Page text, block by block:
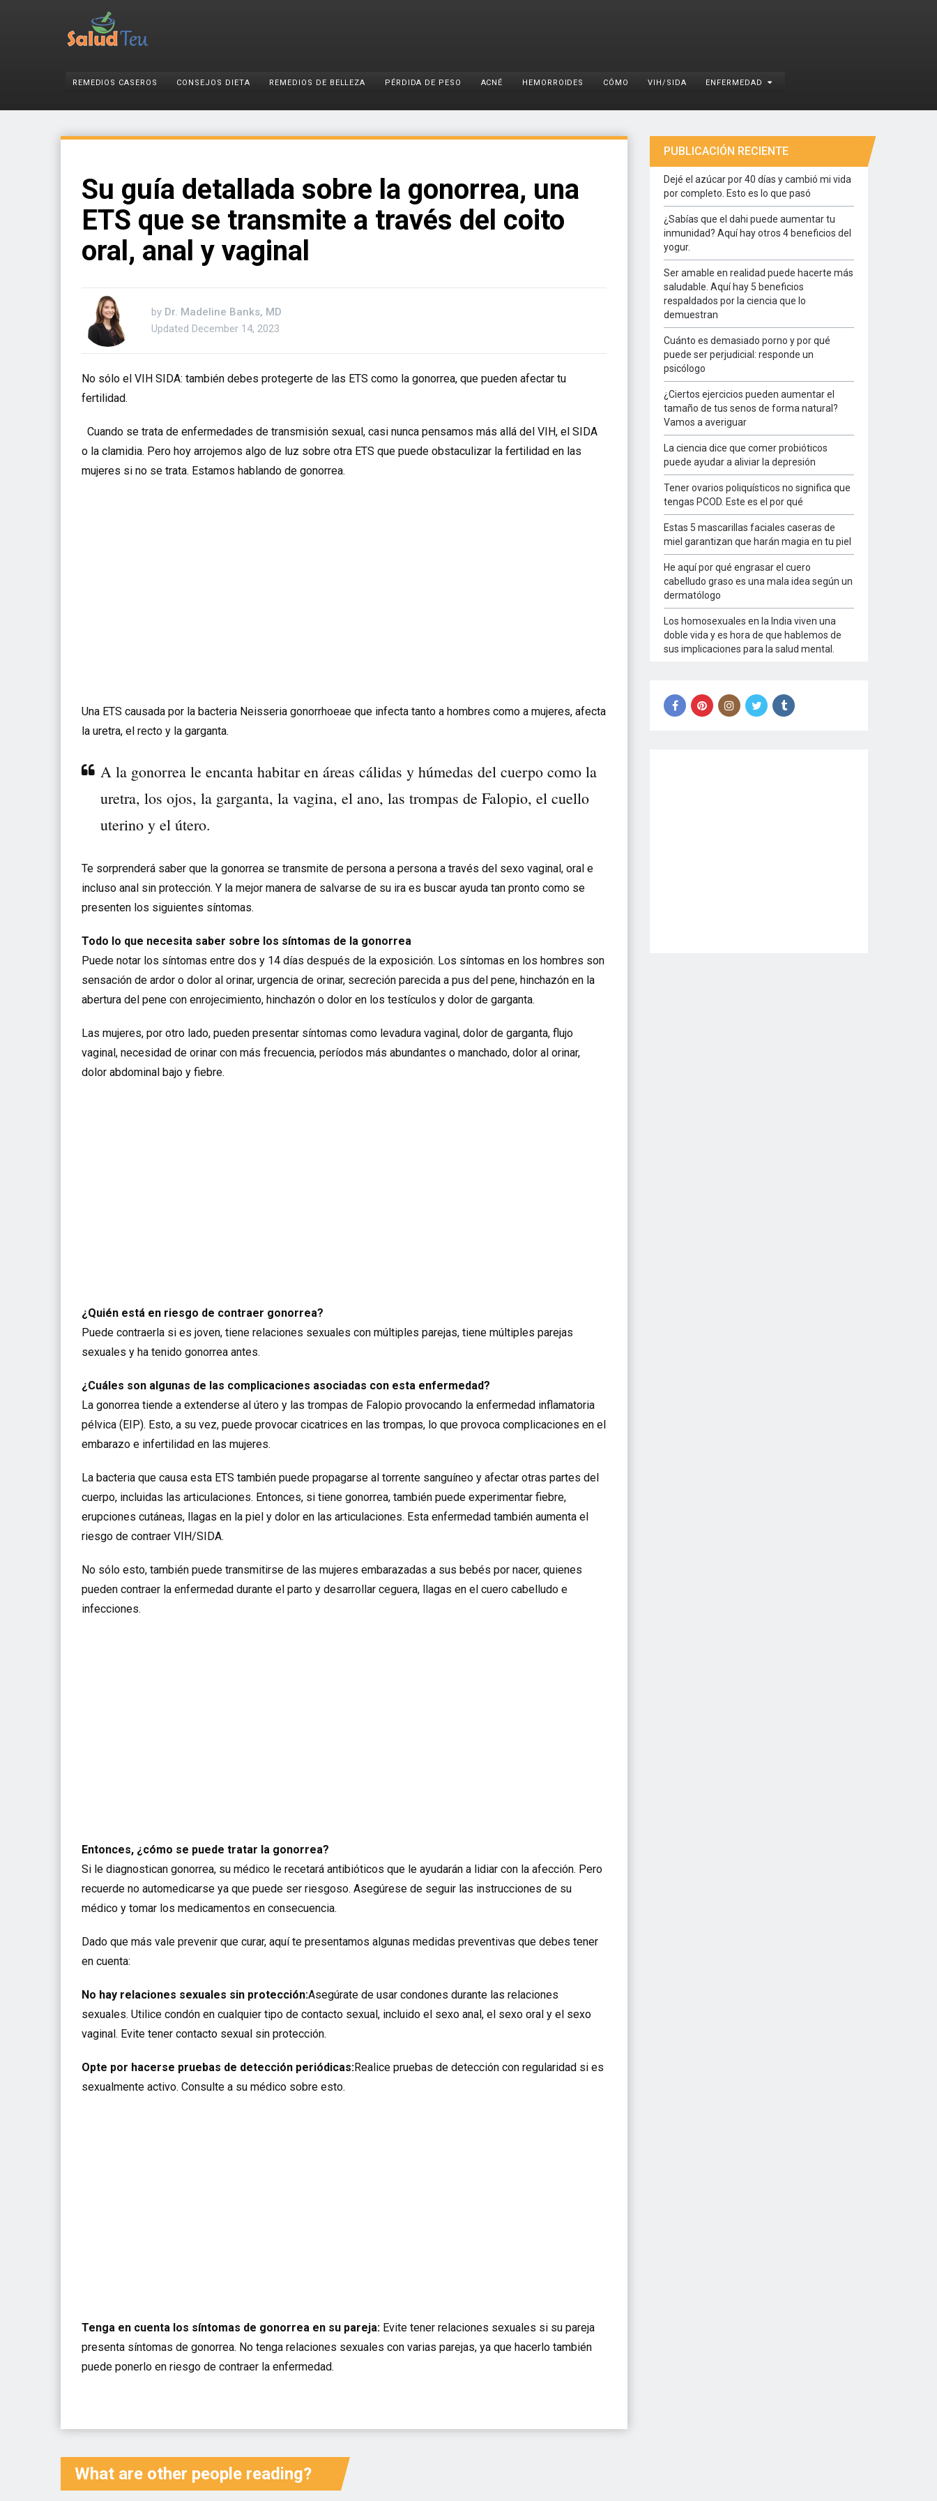
REMEDIOS CASEROS CONSEJOS DIETA REMEDIOS DE BELLEZA PÉRDIDA DE PESO ACNÉ HEMORROIDES CÓMO VIH/SIDA ENFERMEDAD
Su guía detallada sobre la gonorrea, una
ETS que se transmite a través del coito
oral, anal y vaginal
by Dr. Madeline Banks, MD
Updated December 14, 2023
No sólo el VIH SIDA: también debes protegerte de las ETS como la gonorrea, que pueden afectar tu
fertilidad.
Cuando se trata de enfermedades de transmisión sexual, casi nunca pensamos más allá del VIH, el SIDA
o la clamidia. Pero hoy arrojemos algo de luz sobre otra ETS que puede obstaculizar la fertilidad en las
mujeres si no se trata. Estamos hablando de gonorrea.
Una ETS causada por la bacteria Neisseria gonorrhoeae que infecta tanto a hombres como a mujeres, afecta
la uretra, el recto y la garganta.
A la gonorrea le encanta habitar en áreas cálidas y húmedas del cuerpo como la
uretra, los ojos, la garganta, la vagina, el ano, las trompas de Falopio, el cuello
uterino y el útero.
Te sorprenderá saber que la gonorrea se transmite de persona a persona a través del sexo vaginal, oral e
incluso anal sin protección. Y la mejor manera de salvarse de su ira es buscar ayuda tan pronto como se
presenten los siguientes síntomas.
Todo lo que necesita saber sobre los síntomas de la gonorrea
Puede notar los síntomas entre dos y 14 días después de la exposición. Los síntomas en los hombres son
sensación de ardor o dolor al orinar, urgencia de orinar, secreción parecida a pus del pene, hinchazón en la
abertura del pene con enrojecimiento, hinchazón o dolor en los testículos y dolor de garganta.
Las mujeres, por otro lado, pueden presentar síntomas como levadura vaginal, dolor de garganta, flujo
vaginal, necesidad de orinar con más frecuencia, períodos más abundantes o manchado, dolor al orinar,
dolor abdominal bajo y fiebre.
¿Quién está en riesgo de contraer gonorrea?
Puede contraerla si es joven, tiene relaciones sexuales con múltiples parejas, tiene múltiples parejas
sexuales y ha tenido gonorrea antes.
¿Cuáles son algunas de las complicaciones asociadas con esta enfermedad?
La gonorrea tiende a extenderse al útero y las trompas de Falopio provocando la enfermedad inflamatoria
pélvica (EIP). Esto, a su vez, puede provocar cicatrices en las trompas, lo que provoca complicaciones en el
embarazo e infertilidad en las mujeres.
La bacteria que causa esta ETS también puede propagarse al torrente sanguíneo y afectar otras partes del
cuerpo, incluidas las articulaciones. Entonces, si tiene gonorrea, también puede experimentar fiebre,
erupciones cutáneas, llagas en la piel y dolor en las articulaciones. Esta enfermedad también aumenta el
riesgo de contraer VIH/SIDA.
No sólo esto, también puede transmitirse de las mujeres embarazadas a sus bebés por nacer, quienes
pueden contraer la enfermedad durante el parto y desarrollar ceguera, llagas en el cuero cabelludo e
infecciones.
Entonces, ¿cómo se puede tratar la gonorrea?
Si le diagnostican gonorrea, su médico le recetará antibióticos que le ayudarán a lidiar con la afección. Pero
recuerde no automedicarse ya que puede ser riesgoso. Asegúrese de seguir las instrucciones de su
médico y tomar los medicamentos en consecuencia.
Dado que más vale prevenir que curar, aquí te presentamos algunas medidas preventivas que debes tener
en cuenta:
No hay relaciones sexuales sin protección:Asegúrate de usar condones durante las relaciones
sexuales. Utilice condón en cualquier tipo de contacto sexual, incluido el sexo anal, el sexo oral y el sexo
vaginal. Evite tener contacto sexual sin protección.
Opte por hacerse pruebas de detección periódicas:Realice pruebas de detección con regularidad si es
sexualmente activo. Consulte a su médico sobre esto.
Tenga en cuenta los síntomas de gonorrea en su pareja: Evite tener relaciones sexuales si su pareja
presenta síntomas de gonorrea. No tenga relaciones sexuales con varias parejas, ya que hacerlo también
puede ponerlo en riesgo de contraer la enfermedad.
What are other people reading?
PUBLICACIÓN RECIENTE
Dejé el azúcar por 40 días y cambió mi vida
por completo. Esto es lo que pasó
¿Sabías que el dahi puede aumentar tu
inmunidad? Aquí hay otros 4 beneficios del
yogur.
Ser amable en realidad puede hacerte más
saludable. Aquí hay 5 beneficios
respaldados por la ciencia que lo
demuestran
Cuánto es demasiado porno y por qué
puede ser perjudicial: responde un
psicólogo
¿Ciertos ejercicios pueden aumentar el
tamaño de tus senos de forma natural?
Vamos a averiguar
La ciencia dice que comer probióticos
puede ayudar a aliviar la depresión
Tener ovarios poliquísticos no significa que
tengas PCOD. Este es el por qué
Estas 5 mascarillas faciales caseras de
miel garantizan que harán magia en tu piel
He aquí por qué engrasar el cuero
cabelludo graso es una mala idea según un
dermatólogo
Los homosexuales en la India viven una
doble vida y es hora de que hablemos de
sus implicaciones para la salud mental.